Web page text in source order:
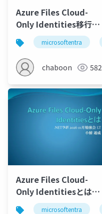
Azure Files Cloud-
Only Identities移行を
考えるmicrosoftentra
chaboon 582
Azure Files Cloud-
Only Identitiesとは
(さわり編)microsoftentra